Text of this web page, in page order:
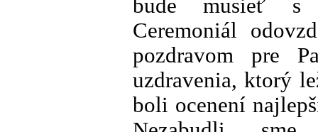
bude musieť s
Ceremoniál
pozdravom pre
uzdravenia, ktorý
boli ocenení